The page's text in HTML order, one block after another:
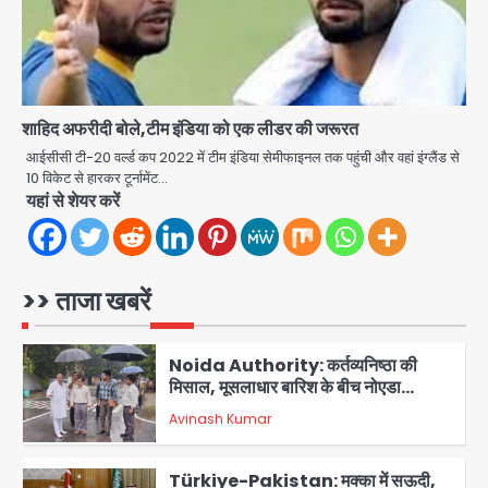
शाहिद अफरीदी बोले,टीम इंडिया को एक लीडर की जरूरत
आईसीसी टी-20 वर्ल्ड कप 2022 में टीम इंडिया सेमीफाइनल तक पहुंची और वहां इंग्लैंड से
10 विकेट से हारकर टूर्नामेंट…
यहां से शेयर करें
>> ताजा खबरें
4
Greater Noida (Badalpur):
सरिया लदा कैंटर अनियंत्रित होकर घुसा
किराना दुकान में , ड्राइवर की मौत
Avinash Kumar
5
DC Movie Review: लोकेश कनगराज की
एक्टिंग डेब्यू फिल्म विजुअली स्ट्राइकिंग लेकिन
1
Felix Hospital Noida: फेलिक्स
2
Noida Authority: कर्तव्यनिष्ठा की
मिसाल, मूसलाधार बारिश के बीच नोएडा
प्राधिकरण ने संभाला मोर्चा, सेक्टर 105
आरडब्ल्यूए ने जताया आभार
Avinash Kumar
Türkiye-Pakistan: मक्का में सऊदी,